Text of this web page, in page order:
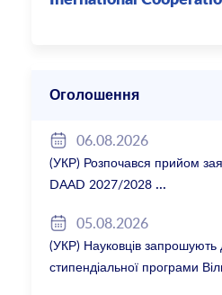
Оголошення
06.08.2026
(УКР) Розпочався прийом
DAAD 2027/2028
05.08.2026
(УКР) Науковців запрошують
стипендіальної програми